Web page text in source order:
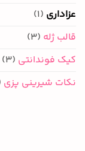
عزاداری (1)
قالب ژله (3)
کیک فوندانتی (3)
نکات شیرینی پزی